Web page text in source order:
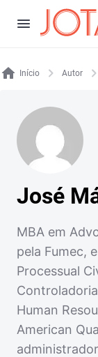
Início Autor
José
MBA em
pela Fumec,
Processual
Human
American
administrador